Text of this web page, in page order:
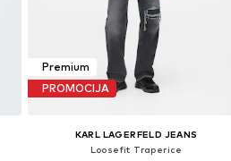
Premium
PROMOCIJA
KARL LAGERFELD JEANS
Loosefit Traperice